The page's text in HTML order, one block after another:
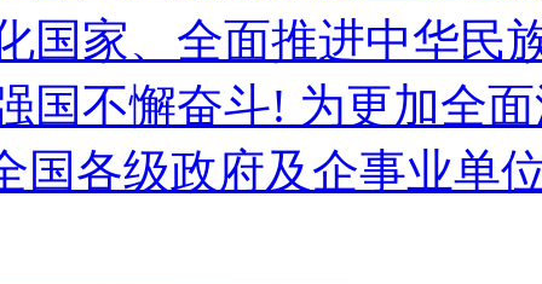
国家、全面推进中华民
不懈奋斗! 为更加全
各级政府及企事业单